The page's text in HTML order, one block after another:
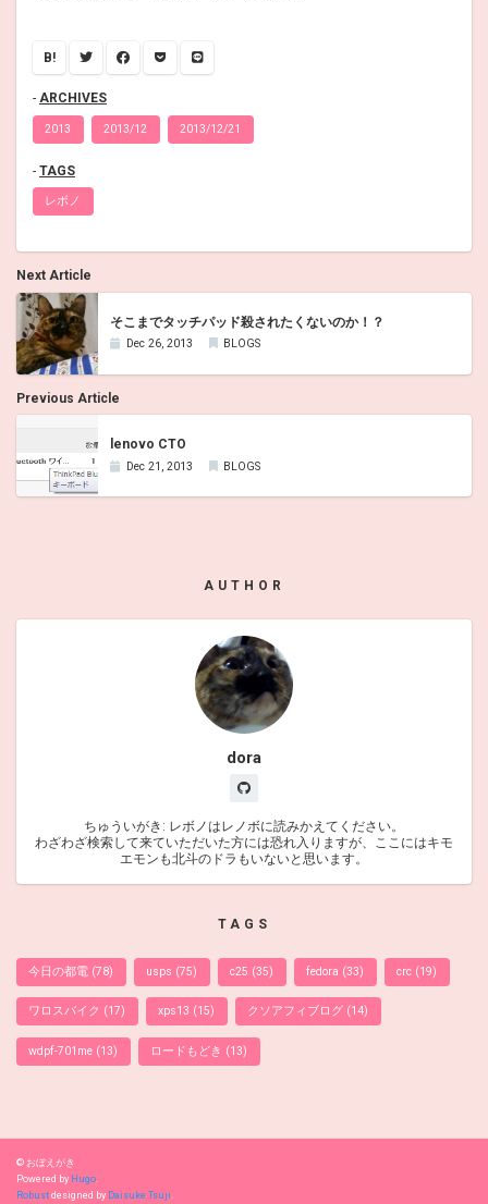
B!
ARCHIVES
2013 2013/12 2013/12/21
TAGS
レボノ
Next Article
そこまでタッチパッド殺されたくないのか！？
Dec 26, 2013 BLOGS
Previous Article
lenovo CTO
Dec 21, 2013 BLOGS
AUTHOR
dora
ちゅういがき: レボノはレノボに読みかえてください。
わざわざ検索して来ていただいた方には恐れ入りますが、ここにはキモ
エモンも北斗のドラもいないと思います。
TAGS
今日の都電 (78) usps (75) c25 (35) fedora (33) crc (19)
ワロスバイク (17) xps13 (15) クソアフィブログ (14)
wdpf-701me (13) ロードもどき (13)
© おぼえがき
Powered by Hugo
Robust designed by Daisuke Tsuji